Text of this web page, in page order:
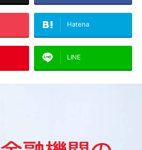
Hatena
LINE